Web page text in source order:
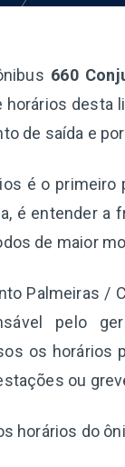
660
desta
de saída e
é o
é entender a
de maior
Palmeiras /
pelo
os horários
ou
horários do